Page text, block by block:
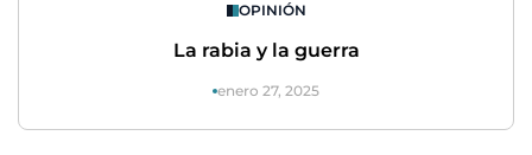
OPINIÓN
La rabia y la guerra
enero 27, 2025